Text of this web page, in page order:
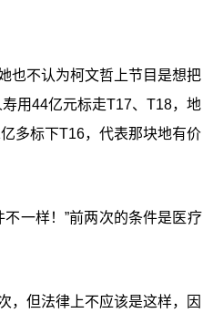
也不认为柯文哲上节目是想把
用44亿元标走T17、T18，地
多标下T16，代表那块地有价
一样！”前两次的条件是医疗
，但法律上不应该是这样，因